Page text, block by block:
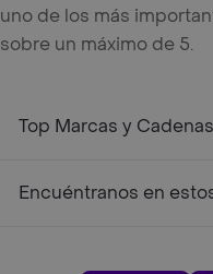
uno de los más
sobre un máximo de 5.
Top Marcas y
Encuéntranos en